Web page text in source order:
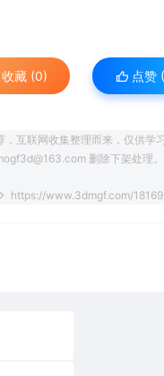
藏 (0) 点赞 (
互联网收集整理而来，仅供
删除下架处理。
https://www.3dmgf.com/